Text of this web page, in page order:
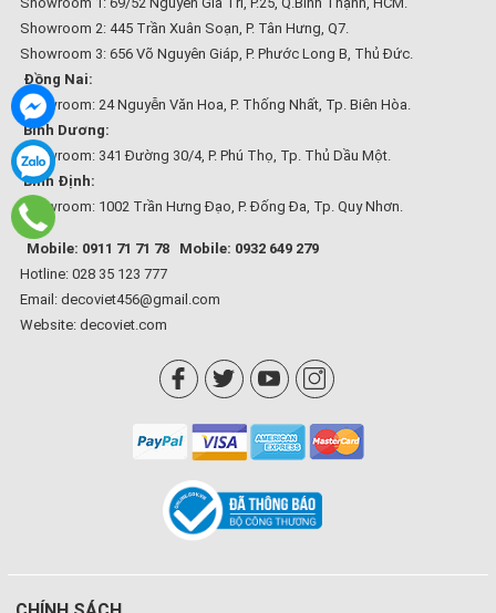
Showroom 2: 445 Trần Xuân Soạn, P. Tân Hưng, Q7.
Showroom 3: 656 Võ Nguyên Giáp, P. Phước Long B, Thủ Đức.
Đồng Nai:
Showroom: 24 Nguyễn Văn Hoa, P. Thống Nhất, Tp. Biên Hòa.
Bình Dương:
Showroom: 341 Đường 30/4, P. Phú Thọ, Tp. Thủ Dầu Một.
Bình Định:
Showroom: 1002 Trần Hưng Đạo, P. Đống Đa, Tp. Quy Nhơn.
Mobile: 0911 71 71 78
Mobile: 0932 649 279
Hotline: 028 35 123 777
Email: decoviet456@gmail.com
Website: decoviet.com